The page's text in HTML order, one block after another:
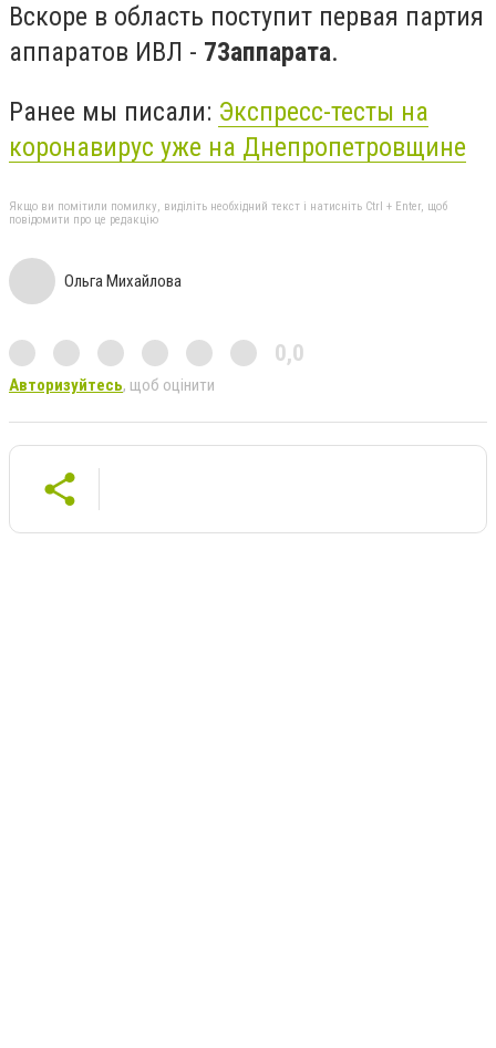
Вскоре в область поступит первая партия
аппаратов ИВЛ - 73аппарата.
Ранее мы писали: Экспресс-тесты на
коронавирус уже на Днепропетровщине
Якщо ви помітили помилку, виділіть необхідний текст і натисніть Ctrl + Enter, щоб
повідомити про це редакцію
Ольга Михайлова
0,0
Авторизуйтесь, щоб оцінити